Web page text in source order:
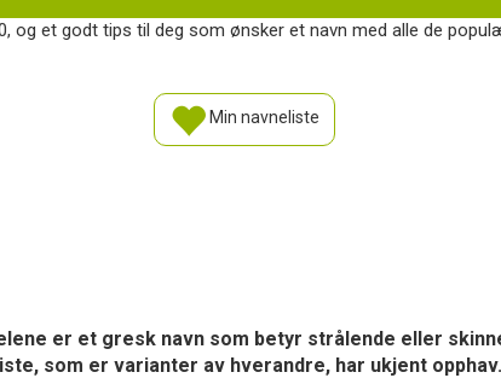
og et godt tips til deg som ønsker et navn med alle de
Min navneliste
er et gresk navn som betyr strålende eller
som er varianter av hverandre, har ukjent